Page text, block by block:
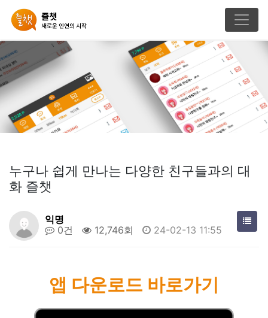
누구나 쉽게 만나는 다양한 친구들과의 대
화 즐챗
익명
0건
12,746회 24-02-13 11:55
앱 다운로드 바로가기